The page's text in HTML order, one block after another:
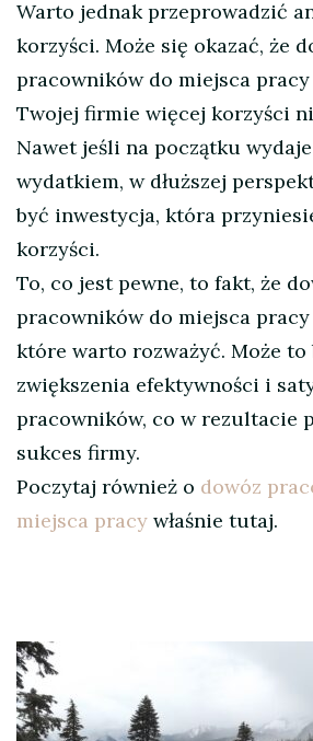
Warto jednak przeprowadzić
korzyści. Może się okazać, że
pracowników do miejsca
Twojej firmie więcej korzyści
Nawet jeśli na początku
wydatkiem, w dłuższej
być inwestycja, która
korzyści.
To, co jest pewne, to fakt, że
pracowników do miejsca
które warto rozważyć. Może
zwiększenia efektywności i
pracowników, co w rezultacie
sukces firmy.
Poczytaj również o dowóz
miejsca pracy właśnie tutaj.
Nawigacja
wpisu